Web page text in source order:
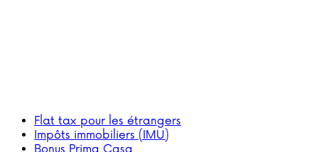
Flat tax pour les étrangers
Impôts immobiliers (IMU)
Bonus Prima Casa